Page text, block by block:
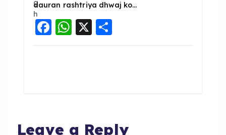
dauran rashtriya dhwaj ko…
F
a
o
W
h
p
X S
h
Leave a Reply